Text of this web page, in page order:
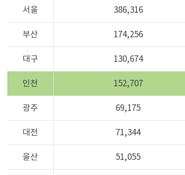
서울 386,316
부산 174,256
대구 130,674
인천 152,707
광주 69,175
대전 71,344
울산 51,055